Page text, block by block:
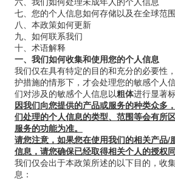
七、您的个人信息如何存储以及在全球范
八、本政策如何更新
九、如何联系我们
十、术语解释
一、我们如何收集和使用您的个人信息
我们仅在具有特定的目的和充分的必要性
护措施的情形下，才会处理您的敏感个人
们对涉及的敏感个人信息以粗体进行显著标
因我们向您提供的产品或服务的种类众多
们处理的个人信息的类型、范围等会有所
服务的功能为准。
请您注意，如果您在使用我们的相关产品/
信息，请您确保已经取得相关个人的授权同
我们仅会出于本政策所述的以下目的，收
息：